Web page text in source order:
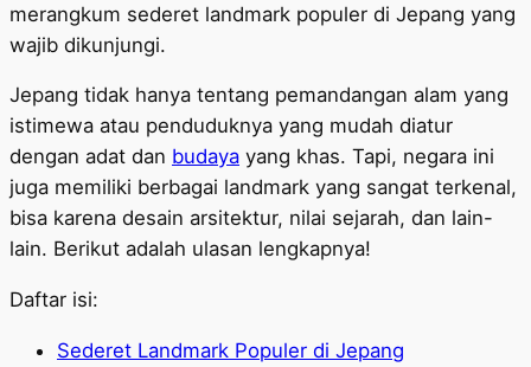
merangkum sederet landmark populer di Jepang yang
wajib dikunjungi.
Jepang tidak hanya tentang pemandangan alam yang
istimewa atau penduduknya yang mudah diatur
dengan adat dan budaya yang khas. Tapi, negara ini
juga memiliki berbagai landmark yang sangat terkenal,
bisa karena desain arsitektur, nilai sejarah, dan lain-
lain. Berikut adalah ulasan lengkapnya!
Daftar isi:
Sederet Landmark Populer di Jepang